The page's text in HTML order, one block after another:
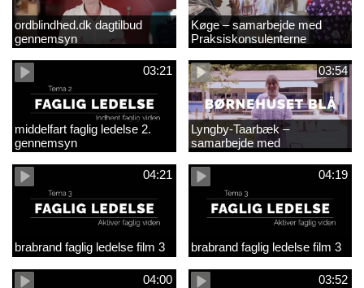
ordblindhed.dk dagtilbud
gennemsyn
Køge – samarbejde med
Praksiskonsulenterne
03:21
middelfart faglig ledelse 2.
gennemsyn
03:54
Lyngby-Taarbæk –
samarbejde med
Praksiskonsulenterne
04:21
brabrand faglig ledelse film 3
04:19
brabrand faglig ledelse film 3
04:00 03:52